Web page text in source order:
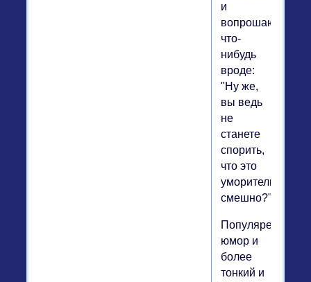
и
вопрошают
что-
нибудь
вроде:
"Ну же,
вы ведь
не
станете
спорить,
что это
уморительно
смешно?"
Популярен
юмор и
более
тонкий и